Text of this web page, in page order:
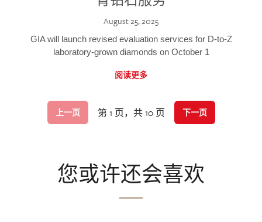
August 25, 2025
GIA will launch revised evaluation services for D-to-Z
laboratory-grown diamonds on October 1
阅读更多
上一页 第 1 页，共 10 页 下一页
您或许还会喜欢